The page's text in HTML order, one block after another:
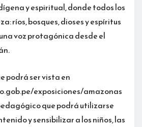
y espiritual, donde todos los
ríos, bosques, dioses y espíritus
voz protagónica desde el
podrá ser vista en
exposiciones/amazonas
que podrá utilizarse
y sensibilizar a los niños, las